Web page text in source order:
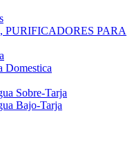
PARA
Domestica
Sobre-Tarja
Bajo-Tarja